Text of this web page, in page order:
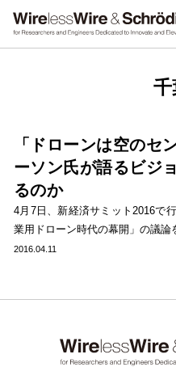
千
「ドローンは空のセ
ーソン氏が語るビジ
るのか
4月7日、新経済サミット2016で
業用ドローン時代の幕開」の議論
2016.04.11